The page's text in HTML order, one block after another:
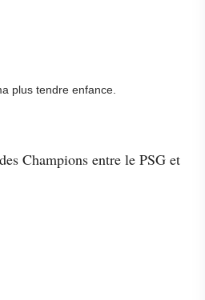
plus tendre enfance.
Champions entre le PSG et